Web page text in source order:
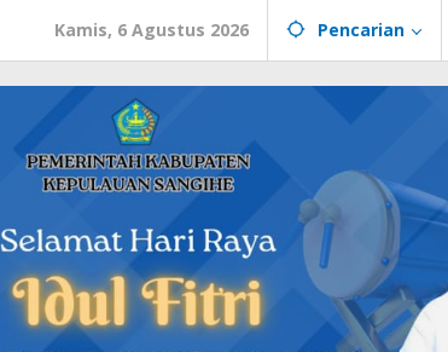
Kamis, 6 Agustus 2026 Pencarian